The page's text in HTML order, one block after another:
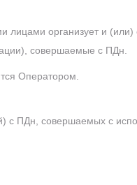
организует и (или)
совершаемые с ПДн.
Оператором.
с ПДн, совершаемых с